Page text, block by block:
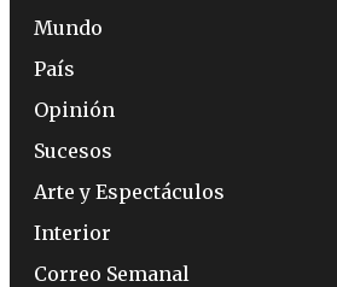
Mundo
País
Opinión
Sucesos
Arte y Espectáculos
Interior
Correo Semanal